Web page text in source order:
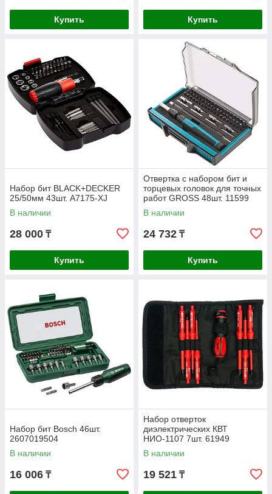
Купить Купить
Набор бит BLACK+DECKER
25/50мм 43шт. A7175-XJ
В наличии
28 000 ₸
Купить
Отвертка с набором бит и
торцевых головок для точных
работ GROSS 48шт. 11599
В наличии
24 732 ₸
Купить
Набор бит Bosch 46шт.
2607019504
В наличии
16 006 ₸
Набор отверток
диэлектрических КВТ
НИО-1107 7шт. 61949
В наличии
19 521 ₸